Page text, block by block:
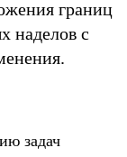
границ
наделов с
задач